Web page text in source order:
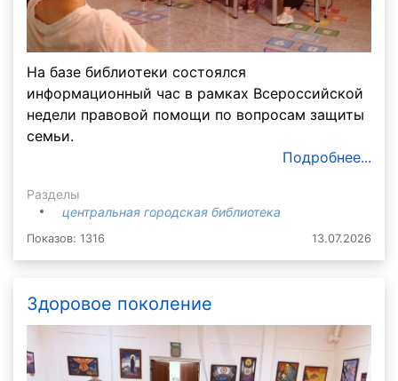
На базе библиотеки состоялся
информационный час в рамках Всероссийской
недели правовой помощи по вопросам защиты
семьи.
Подробнее...
Разделы
центральная городская библиотека
Показов: 1316 13.07.2026
Здоровое поколение